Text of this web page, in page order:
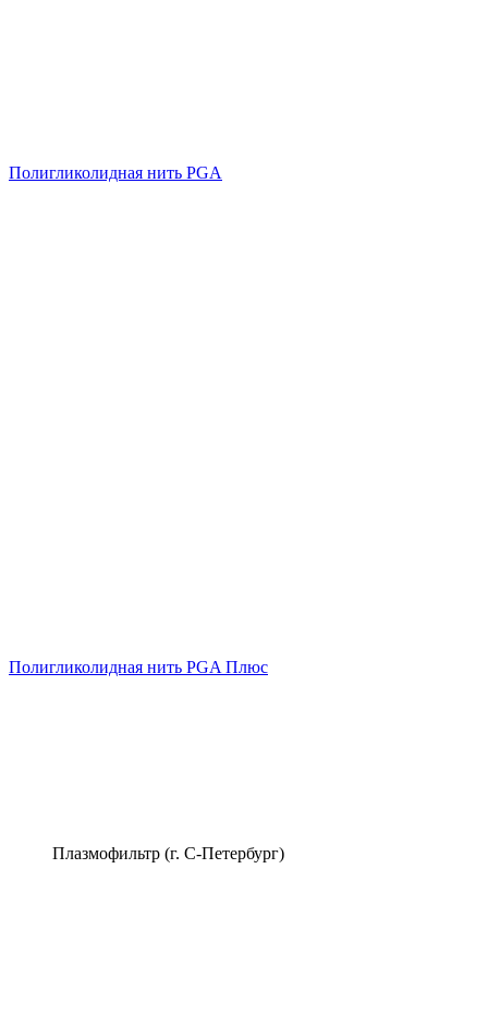
Полигликолидная нить PGA
Полигликолидная нить PGA Плюс
Плазмофильтр (г. С-Петербург)